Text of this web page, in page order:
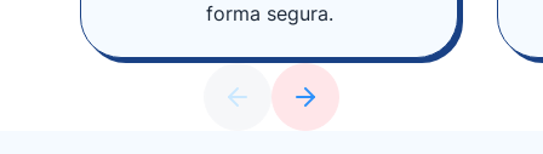
forma segura.